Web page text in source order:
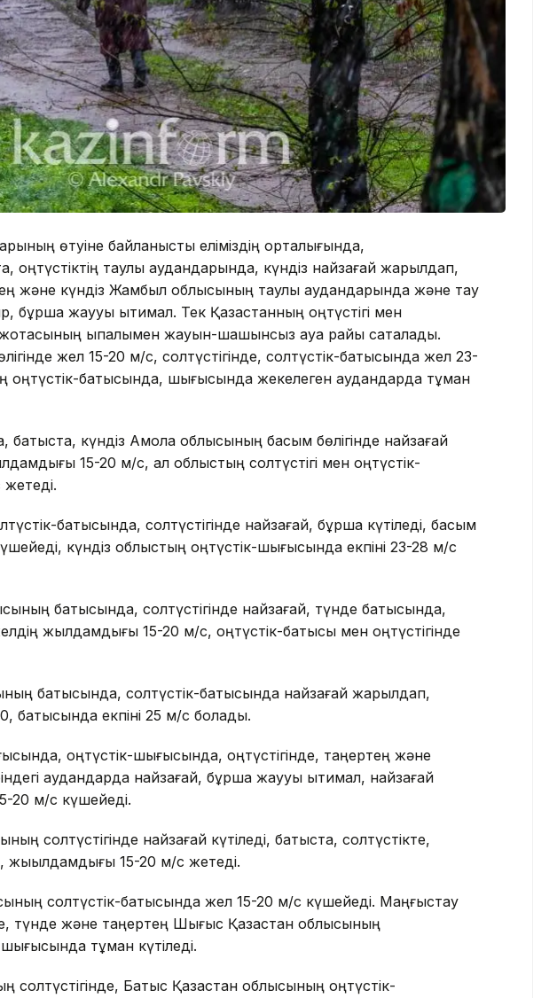
өтуіне байланысты еліміздің орталығында,
оңтүстіктің таулы аудандарында, күндіз найзағай жарқылдап,
және күндіз Жамбыл облысының таулы аудандарында және тау
бұршақ жаууы ықтимал. Тек Қазақстанның оңтүстігі мен
ықпалымен жауын-шашынсыз ауа райы сақталады.
жел 15-20 м/с, солтүстігінде, солтүстік-батысында жел 23-
оңтүстік-батысында, шығысында жекелеген аудандарда тұман
батыста, күндіз Ақмола облысының басым бөлігінде найзағай
15-20 м/с, ал облыстың солтүстігі мен оңтүстік-
батысында, солтүстігінде найзағай, бұршақ күтіледі, басым
күндіз облыстың оңтүстік-шығысында екпіні 23-28 м/с
батысында, солтүстігінде найзағай, түнде батысында,
жылдамдығы 15-20 м/с, оңтүстік-батысы мен оңтүстігінде
батысында, солтүстік-батысында найзағай жарқылдап,
батысында екпіні 25 м/с болады.
оңтүстік-шығысында, оңтүстігінде, таңертең және
аудандарда найзағай, бұршақ жаууы ықтимал, найзағай
20 м/с күшейеді.
солтүстігінде найзағай күтіледі, батыста, солтүстікте,
жыылдамдығы 15-20 м/с жетеді.
солтүстік-батысында жел 15-20 м/с күшейеді. Маңғыстау
түнде және таңертең Шығыс Қазақстан облысының
шығысында тұман күтіледі.
солтүстігінде, Батыс Қазақстан облысының оңтүстік-